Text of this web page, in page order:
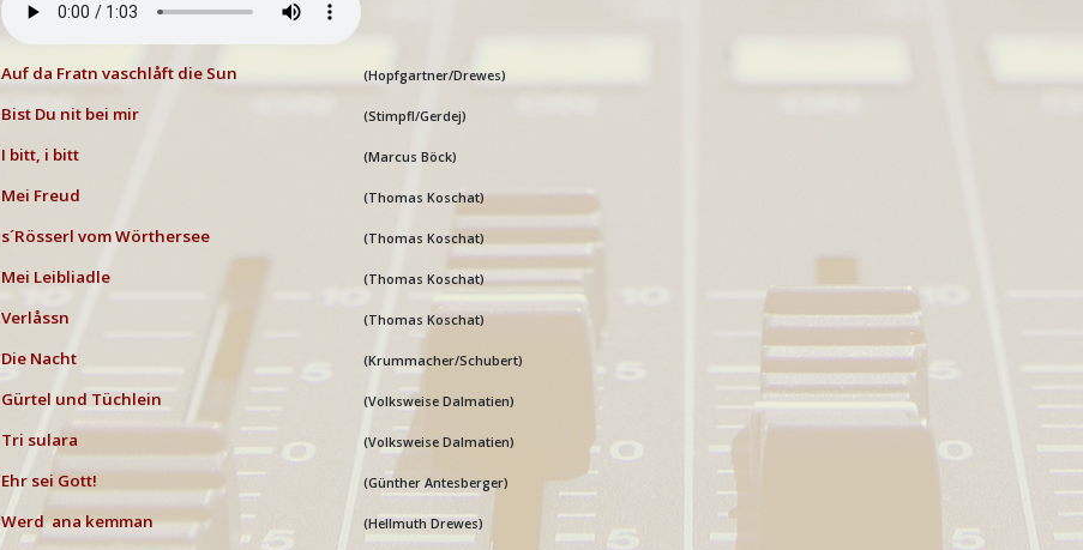
Auf da Fratn vaschlåft die Sun (Hopfgartner/Drewes)
Bist Du nit bei mir (Stimpfl/Gerdej)
I bitt, i bitt (Marcus Böck)
Mei Freud (Thomas Koschat)
s´Rösserl vom Wörthersee (Thomas Koschat)
Mei Leibliadle (Thomas Koschat)
Verlåssn (Thomas Koschat)
Die Nacht (Krummacher/Schubert)
Gürtel und Tüchlein (Volksweise Dalmatien)
Tri sulara (Volksweise Dalmatien)
Ehr sei Gott! (Günther Antesberger)
Werd ana kemman (Hellmuth Drewes)